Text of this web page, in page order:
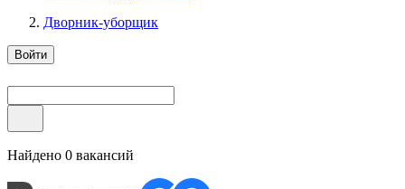
Дворник-уборщик
Войти
Найдено 0 вакансий